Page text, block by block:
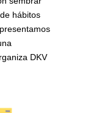
hábitos
DKV